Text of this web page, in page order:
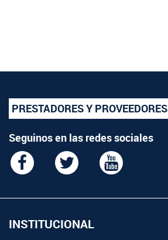
PRESTADORES Y PROVEEDORES
Seguinos en las redes sociales
INSTITUCIONAL